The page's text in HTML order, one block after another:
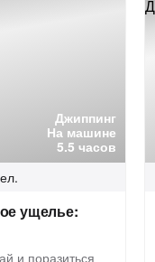
Джиппинг
На машине
5.5 часов
ущелье:
и поразиться